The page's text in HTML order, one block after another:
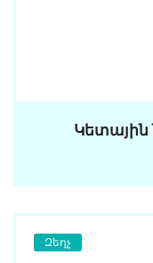
Կետային
Զեղչ